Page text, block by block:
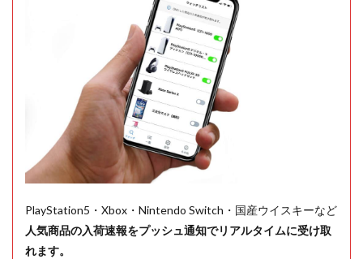
PlayStation5・Xbox・Nintendo Switch・国産ウイスキーなど
人気商品の入荷速報をプッシュ通知でリアルタイムに受け取
れます。